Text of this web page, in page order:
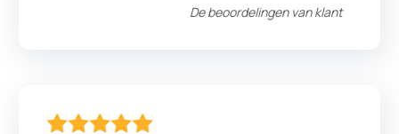
De beoordelingen vanklant